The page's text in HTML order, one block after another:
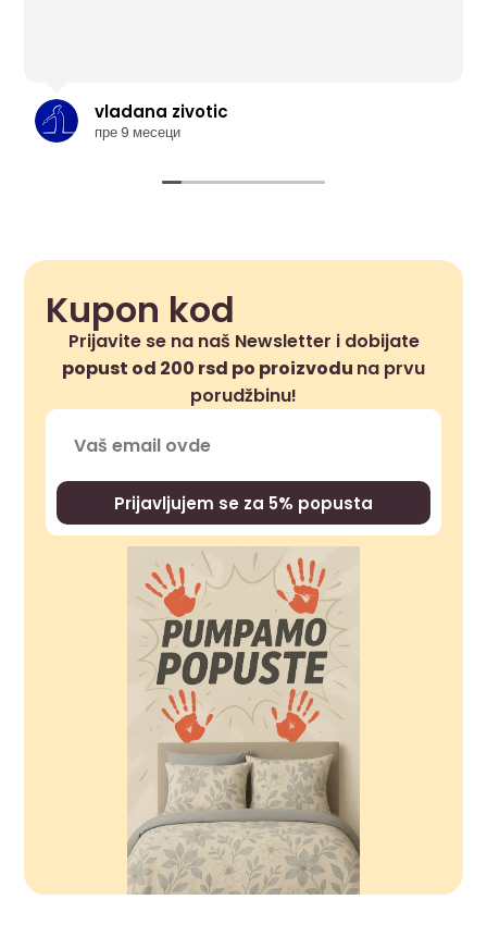
vladana zivotic
пре 9 месеци
Kupon kod
Prijavite se na naš Newsletter i dobijate
popust od 200 rsd po proizvodu na prvu
porudžbinu!
Prijavljujem se za 5% popusta